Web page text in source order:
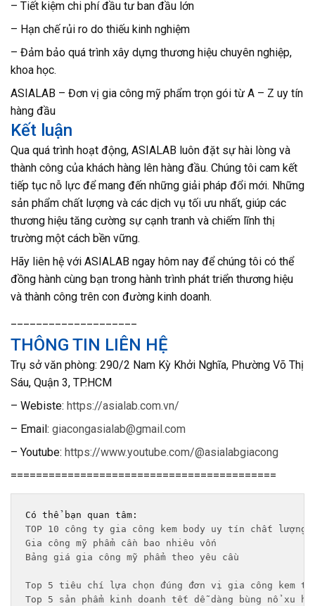
– Tiết kiệm chi phí đầu tư ban đầu lớn
– Hạn chế rủi ro do thiếu kinh nghiệm
– Đảm bảo quá trình xây dựng thương hiệu chuyên nghiệp,
khoa học.
ASIALAB – Đơn vị gia công mỹ phẩm trọn gói từ A – Z uy tín
hàng đầu
Kết luận
Qua quá trình hoạt động, ASIALAB luôn đặt sự hài lòng và
thành công của khách hàng lên hàng đầu. Chúng tôi cam kết
tiếp tục nỗ lực để mang đến những giải pháp đổi mới. Những
sản phẩm chất lượng và các dịch vụ tối ưu nhất, giúp các
thương hiệu tăng cường sự cạnh tranh và chiếm lĩnh thị
trường một cách bền vững.
Hãy liên hệ với ASIALAB ngay hôm nay để chúng tôi có thể
đồng hành cùng bạn trong hành trình phát triển thương hiệu
và thành công trên con đường kinh doanh.
THÔNG TIN LIÊN HỆ
Trụ sở văn phòng: 290/2 Nam Kỳ Khởi Nghĩa, Phường Võ Thị
Sáu, Quận 3, TP.HCM
– Webiste: https://asialab.com.vn/
– Email: giacongasialab@gmail.com
– Youtube: https://www.youtube.com/@asialabgiacong
==========================================
TOP 10 công ty gia công kem body uy tín chất lượng
Gia công mỹ phẩm cần bao nhiêu vốn
Bảng giá gia công mỹ phẩm theo yêu cầu
Top 5 tiêu chí lựa chọn đúng đơn vị gia công kem
Top 5 sản phẩm kinh doanh tết dễ dàng bùng nổ xu